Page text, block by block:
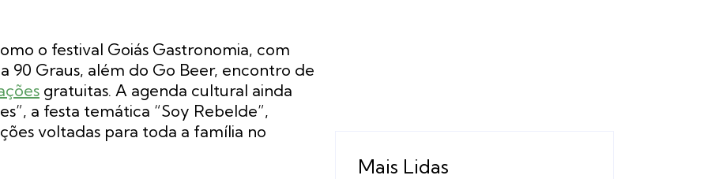
o festival Goiás Gastronomia, com
90 Graus, além do Go Beer, encontro de
gratuitas. A agenda cultural ainda
a festa temática “Soy Rebelde”,
voltadas para toda a família no
Mais Lidas